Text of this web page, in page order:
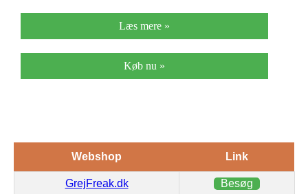
Læs mere »
Køb nu »
Webshop Link
GrejFreak.dk Besøg